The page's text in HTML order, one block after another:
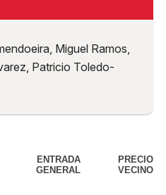
Miguel Ramos,
Patricio Toledo-
ENTRADA
GENERAL
PRECIO
VECINO